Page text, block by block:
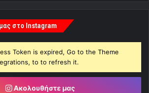
στο Instagram
Token is expired, Go to the Theme
to to refresh it.
Ακολουθήστε μας